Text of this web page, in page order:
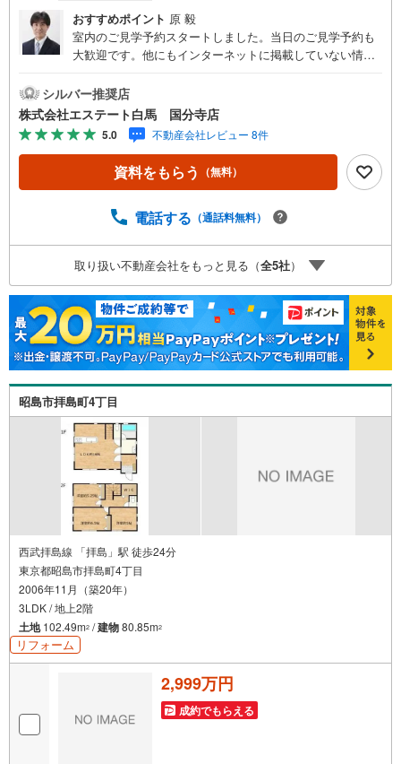
おすすめポイント 原 毅
室内のご見学予約スタートしました。当日のご見学予約も
大歓迎です。他にもインターネットに掲載していない情報
不動産キャンペーン対象店舗。当店で物件を成約するとPa
yPayボーナスをプレゼント！「資料をもらう」「見学予約
をする」ボタンからお問い合わせください。【営業時間 9
時30分～18時30分】（年中無休）・人気物件には特に問い
合わせが集中するため、お早めにお電話ください。「室
内・現地を見学する」ボタンよりご予約いただくとご見学
のファイナンシャルプランナーへの無料個別ライフプラン
ース、おむつ替えベッド、アンパンマンジュースなどを完
備しておりますので、お子様連れでもお気軽にお越し下さ
い。
シルバー推奨店
株式会社エステート白馬 国分寺店
5.0 不動産会社レビュー 8件
資料をもらう （無料）
電話する （通話料無料）
取り扱い不動産会社をもっと見る（全5社）
昭島市拝島町4丁目
西武拝島線 「拝島」駅 徒歩24分
東京都昭島市拝島町4丁目
2006年11月（築20年）
3LDK / 地上2階
土地102.49m2 /建物80.85m2
リフォーム
2,999万円
成約でもらえる